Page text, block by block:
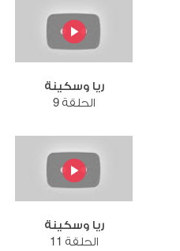
ريا وسكينة
الحلقة 9
ريا وسكينة
الحلقة 11